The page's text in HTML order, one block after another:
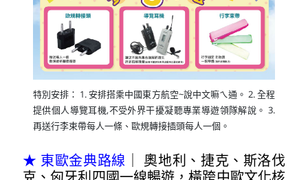
特別安排： 1. 安排搭乘中國東方航空~說中文嘛ㄟ通。 2. 全程
提供個人導覽耳機,不受外界干擾凝聽專業導遊領隊解說。 3.
再送行李束帶每人一條、歐規轉接插頭每人一個。
★ 東歐金典路線 ｜ 奧地利、捷克、斯洛伐
克、匈牙利四國一線暢遊，橫跨中歐文化核